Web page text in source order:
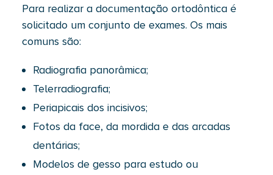
Para realizar a documentação ortodôntica é
solicitado um conjunto de exames. Os mais
comuns são:
Radiografia panorâmica;
Telerradiografia;
Periapicais dos incisivos;
Fotos da face, da mordida e das arcadas
dentárias;
Modelos de gesso para estudo ou